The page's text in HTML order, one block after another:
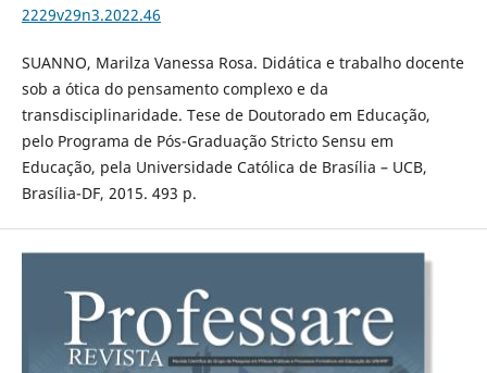
2229v29n3.2022.46
SUANNO, Marilza Vanessa Rosa. Didática e trabalho docente
sob a ótica do pensamento complexo e da
transdisciplinaridade. Tese de Doutorado em Educação,
pelo Programa de Pós-Graduação Stricto Sensu em
Educação, pela Universidade Católica de Brasília – UCB,
Brasília-DF, 2015. 493 p.